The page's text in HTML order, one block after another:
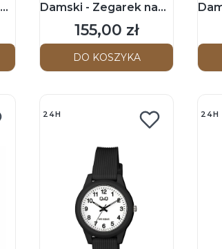
Damski - Zegarek na
bransolecie
Cena
155,00 zł
DO KOSZYKA
24H 24H